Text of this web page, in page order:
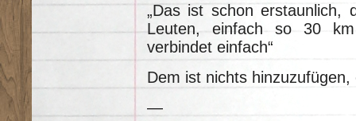
„Das ist schon erstaunlich,
Leuten, einfach so 30
verbindet einfach“
Dem ist nichts hinzuzufügen,
—